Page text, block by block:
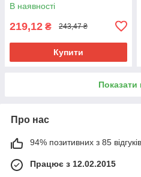
В наявності
219,12 ₴ 243,47 ₴
Купити
Показати
Про нас
94% позитивних з 85
Працює з 12.02.2015